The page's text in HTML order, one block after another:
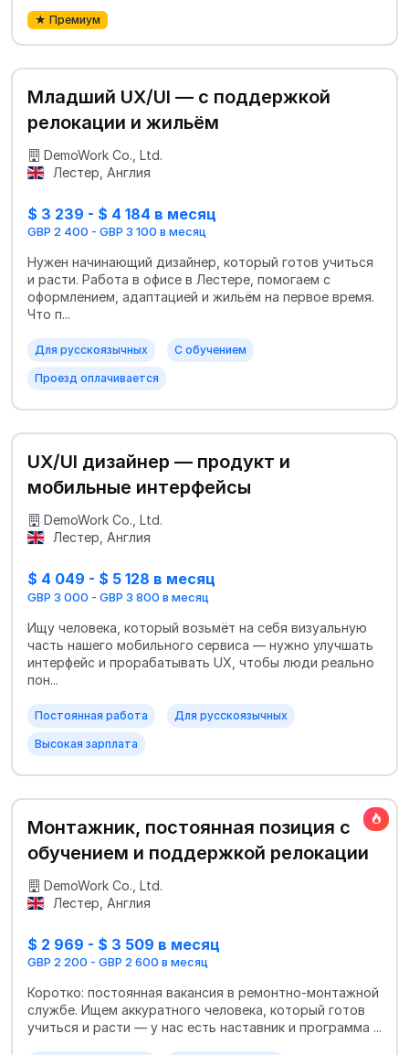
★ Премиум
Младший UX/UI — с поддержкой
релокации и жильём
DemoWork Co., Ltd.
Лестер, Англия
$ 3 239 - $ 4 184 в месяц
GBP 2 400 - GBP 3 100 в месяц
Нужен начинающий дизайнер, который готов учиться
и расти. Работа в офисе в Лестере, помогаем с
оформлением, адаптацией и жильём на первое время.
Что п...
Для русскоязычных С обучением
Проезд оплачивается
UX/UI дизайнер — продукт и
мобильные интерфейсы
DemoWork Co., Ltd.
Лестер, Англия
$ 4 049 - $ 5 128 в месяц
GBP 3 000 - GBP 3 800 в месяц
Ищу человека, который возьмёт на себя визуальную
часть нашего мобильного сервиса — нужно улучшать
интерфейс и прорабатывать UX, чтобы люди реально
пон...
Постоянная работа Для русскоязычных
Высокая зарплата
Монтажник, постоянная позиция с
обучением и поддержкой релокации
DemoWork Co., Ltd.
Лестер, Англия
$ 2 969 - $ 3 509 в месяц
GBP 2 200 - GBP 2 600 в месяц
Коротко: постоянная вакансия в ремонтно-монтажной
службе. Ищем аккуратного человека, который готов
учиться и расти — у нас есть наставник и программа ...